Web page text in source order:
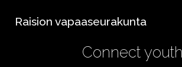
Raision vapaaseurakunta
Connect youth